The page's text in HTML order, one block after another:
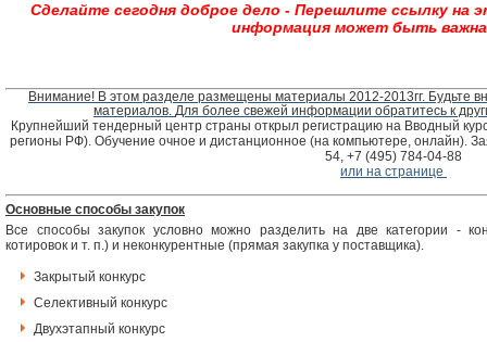
Сделайте сегодня доброе дело - Перешлите ссылку на
информация может быть важна
Внимание! В этом разделе размещены материалы 2012-2013гг. Будьте
материалов. Для более свежей информации обратитесь к
Крупнейший тендерный центр страны открыл регистрацию на Вводный
регионы РФ). Обучение очное и дистанционное (на компьютере, онлайн).
54, +7 (495) 784-04-88
или на странице
Основные способы закупок
Все способы закупок условно можно разделить на две категории -
котировок и т. п.) и неконкурентные (прямая закупка у поставщика).
Закрытый конкурс
Селективный конкурс
Двухэтапный конкурс